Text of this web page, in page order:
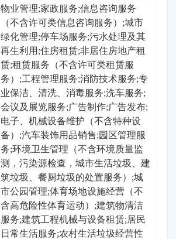
物业管理;家政服务;信息咨询服务
（不含许可类信息咨询服务）;城市
绿化管理;停车场服务;污水处理及其
再生利用;住房租赁;非居住房地产租
赁;租赁服务（不含许可类租赁服
务）;工程管理服务;消防技术服务;专
业保洁、清洗、消毒服务;洗车服务;
会议及展览服务;广告制作;广告发布;
电子、机械设备维护（不含特种设
备）;汽车装饰用品销售;园区管理服
务;环境卫生管理（不含环境质量监
测，污染源检查，城市生活垃圾、建
筑垃圾、餐厨垃圾的处置服务）;城
市公园管理;体育场地设施经营（不
含高危险性体育运动）;建筑物清洁
服务;建筑工程机械与设备租赁;居民
日常生活服务;农村生活垃圾经营性